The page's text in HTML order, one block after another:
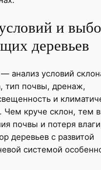
и
деревьев
анализ условий
тип почвы, дренаж,
и
Чем круче склон, тем
почвы и потеря
деревьев с развитой
системой